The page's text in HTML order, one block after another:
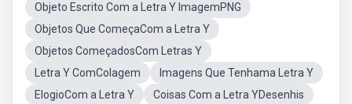
Objeto Escrito Com a Letra Y ImagemPNG
Objetos Que ComeçaCom a Letra Y
Objetos ComeçadosCom Letras Y
Letra Y ComColagem
Imagens Que Tenhama Letra Y
ElogioCom a Letra Y
Coisas Com a Letra YDesenhis